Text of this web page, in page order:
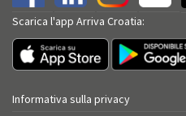
Scarica l'app Arriva Croatia:
Informativa sulla privacy